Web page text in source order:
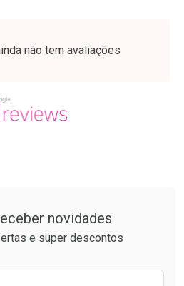
Laboratório
Ativar Desconto
Comprar sem Desconto
Por Menos
Comprar sem Desconto
não tem avaliações
novidades
e super descontos